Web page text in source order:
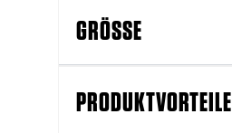
GRÖSSE
PRODUKTVORTEILE